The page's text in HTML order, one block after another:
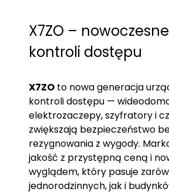
X7ZO –
kontroli dostępu
X7ZO to nowa generacja
kontroli dostępu —
elektrozaczepy, szyfratory i
zwiększają bezpieczeństwo
rezygnowania z wygody.
jakość z przystępną ceną i
wyglądem, który pasuje
jednorodzinnych, jak i